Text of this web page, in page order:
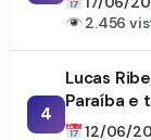
2.456
4
Lucas
Paraíba e
12/06/